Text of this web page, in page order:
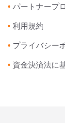
• パートナープ
• 利用規約
• プライバシー
• 資金決済法に